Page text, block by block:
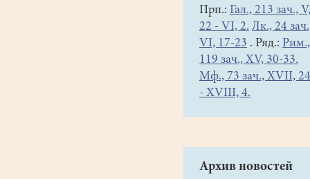
Прп.: Гал., 213 зач., V,
22 - VI, 2. Лк., 24
VI, 17-23 . Ряд.: Рим.,
119 зач., XV, 30-33.
Мф., 73 зач., XVII, 24
- XVIII, 4.
Архив новостей